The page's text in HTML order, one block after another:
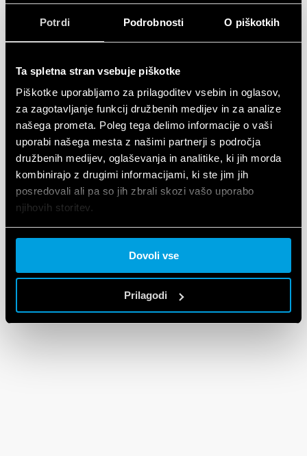
Potrdi Podrobnosti O piškotkih
Ta spletna stran vsebuje piškotke
Piškotke uporabljamo za prilagoditev vsebin in oglasov,
za zagotavljanje funkcij družbenih medijev in za analize
našega prometa. Poleg tega delimo informacije o vaši
uporabi našega mesta z našimi partnerji s področja
družbenih medijev, oglaševanja in analitike, ki jih morda
kombinirajo z drugimi informacijami, ki ste jim jih
posredovali ali pa so jih zbrali skozi vašo uporabo
njihovih storitev.
Cookie policy.
Dovoli vse
Prilagodi